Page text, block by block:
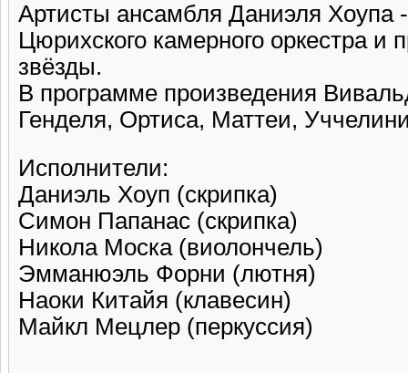
Артисты ансамбля Даниэля Хоупа
Цюрихского камерного оркестра и
звёзды.
В программе произведения
Генделя, Ортиса, Маттеи,
Исполнители:
Даниэль Хоуп (скрипка)
Симон Папанас (скрипка)
Никола Моска (виолончель)
Эмманюэль Форни (лютня)
Наоки Китайя (клавесин)
Майкл Мецлер (перкуссия)